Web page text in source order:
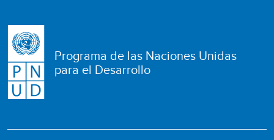
Programa de las Naciones Unidas
para el Desarrollo